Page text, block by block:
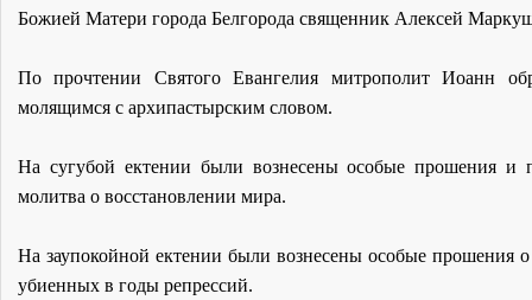
Божией Матери города Белгорода священник Алексей
По прочтении Святого Евангелия митрополит Иоанн
молящимся с архипастырским словом.
На сугубой ектении были вознесены особые прошения и
молитва о восстановлении мира.
На заупокойной ектении были вознесены особые прошения
убиенных в годы репрессий.